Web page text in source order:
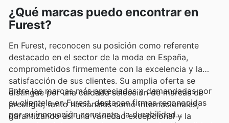
¿Qué marcas puedo encontrar en
Furest?
En Furest, reconocen su posición como referente
destacado en el sector de la moda en España,
comprometidos firmemente con la excelencia y la
satisfacción de sus clientes. Su amplia oferta se
distingue por una cuidada selección de marcas de
prestigio, tanto nacionales como internacionales,
garantizando así una variedad excepcional y la
Entre las marcas más apreciadas y demandadas por
su clientela en Furest, destacan firmas reconocidas
por su innovación constante, la durabilidad